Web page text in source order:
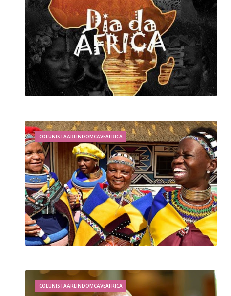
COLUNISTAARLINDOMCAVEAFRICA
COLUNISTAARLINDOMCAVEAFRICA